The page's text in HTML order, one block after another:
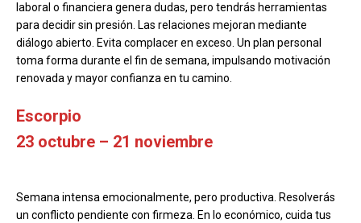
laboral o financiera genera dudas, pero tendrás herramientas
para decidir sin presión. Las relaciones mejoran mediante
diálogo abierto. Evita complacer en exceso. Un plan personal
toma forma durante el fin de semana, impulsando motivación
renovada y mayor confianza en tu camino.
Escorpio
23 octubre – 21 noviembre
Semana intensa emocionalmente, pero productiva. Resolverás
un conflicto pendiente con firmeza. En lo económico, cuida tus